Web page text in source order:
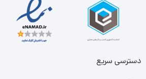
دسترسی سریع